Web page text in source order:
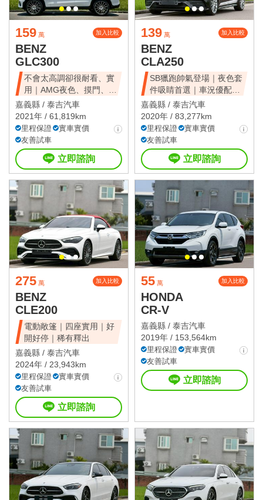
159 萬 加入比較
BENZ
GLC300
不會太高調卻很耐看、實
用｜AMG夜色、摸門、
LED頭燈
嘉義縣 / 泰吉汽車
2021年 / 61,819km
里程保證
實車實價
友善試車
立即諮詢
139 萬 加入比較
BENZ
CLA250
SB獵跑帥氣登場｜夜色套
件吸睛首選｜車況優配備
齊全
嘉義縣 / 泰吉汽車
2020年 / 83,277km
里程保證
實車實價
友善試車
立即諮詢
275 萬 加入比較
BENZ
CLE200
電動敞篷｜四座實用｜好
開好停｜稀有釋出
嘉義縣 / 泰吉汽車
2024年 / 23,943km
里程保證
實車實價
友善試車
立即諮詢
55 萬 加入比較
HONDA
CR-V
嘉義縣 / 泰吉汽車
2019年 / 153,564km
里程保證
實車實價
友善試車
立即諮詢